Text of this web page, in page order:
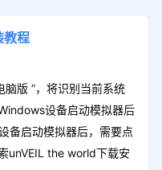
教程
版 ”，将识别当前系统
设备启动模拟器后
备启动模拟器后，需要点
unVEIL the world下载安